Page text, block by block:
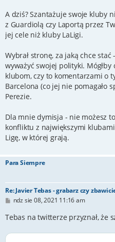
A dziś? Szantażuje swoje kluby
z Guardiolą czy Laportą przez
jej cele niż kluby LaLigi.
Wybrał stronę, za jaką chce
wyważyć swojej polityki.
klubom, czy to komentarzami o
Barcelona (co jej nie pomagało
Perezie.
Dla mnie dymisja - nie możesz
konfliktu z największymi
Ligę, w której grają.
Para Siempre
Re: Javier Tebas - grabarz czy
P
s
t
ndz sie 08, 2021 11:16 am
Tebas na twitterze przyznał, że